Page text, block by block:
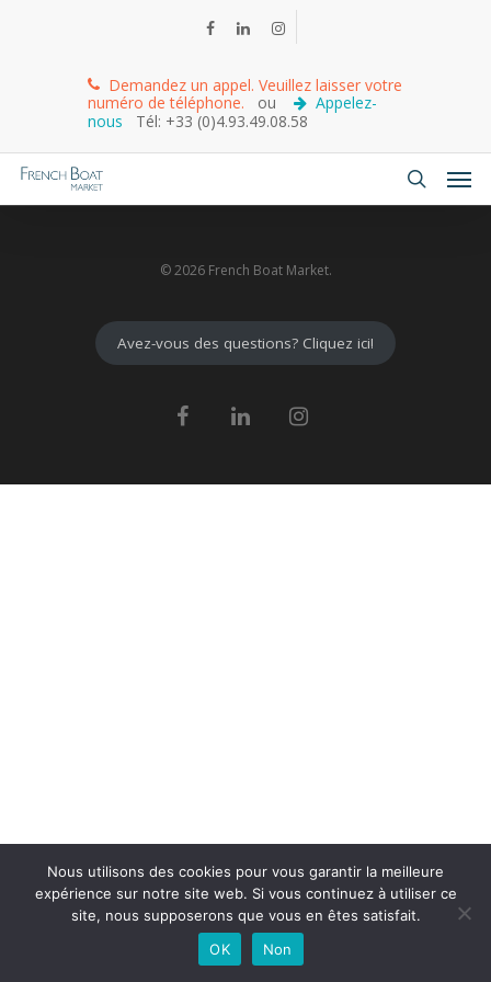
Demandez un appel. Veuillez laisser votre
numéro de téléphone. ou
Appelez-
nous
Tél: +33 (0)4.93.49.08.58
© 2026 French Boat Market.
Avez-vous des questions? Cliquez ici!
Nous utilisons des cookies pour vous garantir la meilleure
expérience sur notre site web. Si vous continuez à utiliser ce
site, nous supposerons que vous en êtes satisfait.
OK
Non